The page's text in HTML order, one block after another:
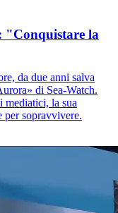
"Conquistare la
da due anni salva
di Sea-Watch.
mediatici, la sua
per sopravvivere.